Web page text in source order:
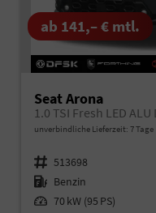
ab 141,– € mtl.
Seat Arona
1.0 TSI Fresh LED
unverbindliche Lieferzeit: 7 Tage
Fahrzeugnr. 513698
Kraftstoff Benzin
Leistung 70 kW (95 PS)